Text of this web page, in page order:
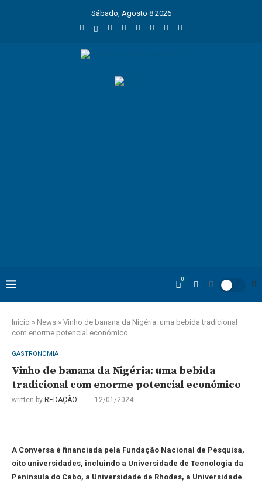
Sábado, Agosto 8 2026
0
Início » News » Vinho de banana da Nigéria: uma bebida tradicional
com enorme potencial económico
GASTRONOMIA
Vinho de banana da Nigéria: uma bebida
tradicional com enorme potencial económico
written by REDAÇÃO 12/01/2024
A Conversa é financiada pela Fundação Nacional de Pesquisa,
oito universidades, incluindo a Universidade de Tecnologia da
Península do Cabo, a Universidade de Rhodes, a Universidade